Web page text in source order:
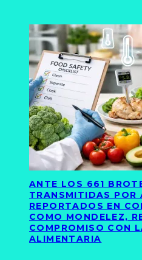
ANTE LOS 661
TRANSMITIDAS POR
REPORTADOS EN
COMO MONDELEZ,
COMPROMISO CON
ALIMENTARIA